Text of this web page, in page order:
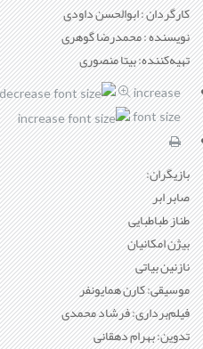
increase
font size
کارگردان : ابوالحسن داودی
نویسنده : محمدرضا گوهری
تهیه‌کننده: بیتا منصوری
بازیگران:
صابر ابر
طناز طباطبایی
بیژن امکانیان
نازنین بیاتی
موسیقی: کارن همایونفر
فیلم‌برداری: فرشاد محمدی
تدوین: بهرام دهقانی